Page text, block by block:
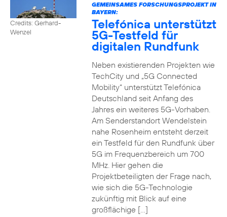
Credits: Gerhard-
Wenzel
GEMEINSAMES FORSCHUNGSPROJEKT IN
BAYERN:
Telefónica unterstützt
5G-Testfeld für
digitalen Rundfunk
Neben existierenden Projekten wie
TechCity und „5G Connected
Mobility“ unterstützt Telefónica
Deutschland seit Anfang des
Jahres ein weiteres 5G-Vorhaben.
Am Senderstandort Wendelstein
nahe Rosenheim entsteht derzeit
ein Testfeld für den Rundfunk über
5G im Frequenzbereich um 700
MHz. Hier gehen die
Projektbeteiligten der Frage nach,
wie sich die 5G-Technologie
zukünftig mit Blick auf eine
großflächige […]